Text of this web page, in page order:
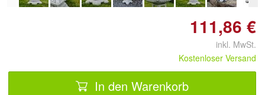
111,86 €
inkl. MwSt.
Kostenloser Versand
In den Warenkorb